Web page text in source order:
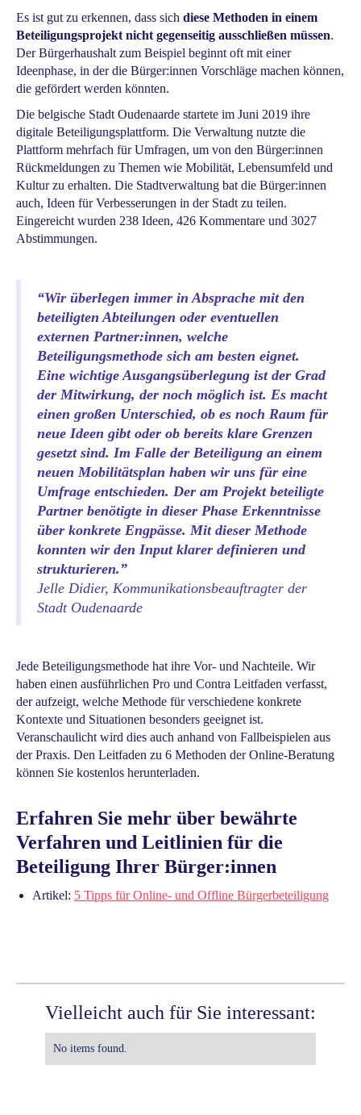
Es ist gut zu erkennen, dass sich diese Methoden in einem
Beteiligungsprojekt nicht gegenseitig ausschließen müssen.
Der Bürgerhaushalt zum Beispiel beginnt oft mit einer
Ideenphase, in der die Bürger:innen Vorschläge machen können,
die gefördert werden könnten.
Die belgische Stadt Oudenaarde startete im Juni 2019 ihre
digitale Beteiligungsplattform. Die Verwaltung nutzte die
Plattform mehrfach für Umfragen, um von den Bürger:innen
Rückmeldungen zu Themen wie Mobilität, Lebensumfeld und
Kultur zu erhalten. Die Stadtverwaltung bat die Bürger:innen
auch, Ideen für Verbesserungen in der Stadt zu teilen.
Eingereicht wurden 238 Ideen, 426 Kommentare und 3027
Abstimmungen.
“Wir überlegen immer in Absprache mit den
beteiligten Abteilungen oder eventuellen
externen Partner:innen, welche
Beteiligungsmethode sich am besten eignet.
Eine wichtige Ausgangsüberlegung ist der Grad
der Mitwirkung, der noch möglich ist. Es macht
einen großen Unterschied, ob es noch Raum für
neue Ideen gibt oder ob bereits klare Grenzen
gesetzt sind. Im Falle der Beteiligung an einem
neuen Mobilitätsplan haben wir uns für eine
Umfrage entschieden. Der am Projekt beteiligte
Partner benötigte in dieser Phase Erkenntnisse
über konkrete Engpässe. Mit dieser Methode
konnten wir den Input klarer definieren und
strukturieren.”
Jelle Didier, Kommunikationsbeauftragter der
Stadt Oudenaarde
Jede Beteiligungsmethode hat ihre Vor- und Nachteile. Wir
haben einen ausführlichen Pro und Contra Leitfaden verfasst,
der aufzeigt, welche Methode für verschiedene konkrete
Kontexte und Situationen besonders geeignet ist.
Veranschaulicht wird dies auch anhand von Fallbeispielen aus
der Praxis. Den Leitfaden zu 6 Methoden der Online-Beratung
können Sie kostenlos herunterladen.
Erfahren Sie mehr über bewährte
Verfahren und Leitlinien für die
Beteiligung Ihrer Bürger:innen
Artikel: 5 Tipps für Online- und Offline Bürgerbeteiligung
Vielleicht auch für Sie interessant:
No items found.